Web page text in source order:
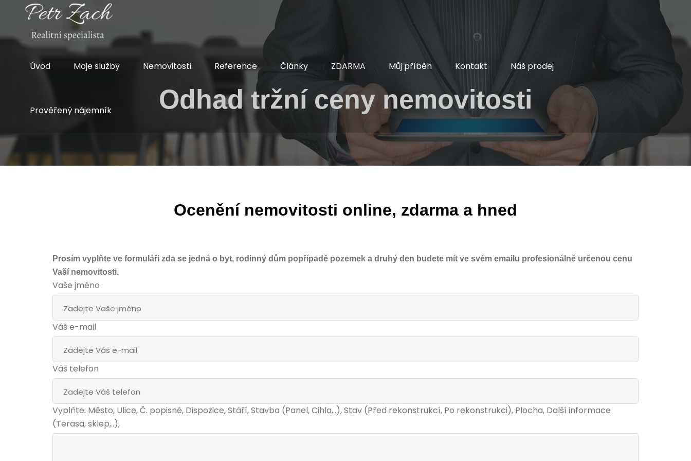
Úvod Moje služby Nemovitosti Reference Články ZDARMA Můj příběh Kontakt Náš prodej
Prověřený nájemník Odhad tržní ceny nemovitosti
Ocenění nemovitosti online, zdarma a hned
Prosím vyplňte ve formuláři zda se jedná o byt, rodinný dům popřípadě pozemek a druhý den budete mít ve svém emailu profesionálně určenou cenu
Vaší nemovitosti.
Vaše jméno
Váš e-mail
Váš telefon
Vyplňte: Město, Ulice, Č. popisné, Dispozice, Stáří, Stavba (Panel, Cihla,..), Stav (Před rekonstrukcí, Po rekonstrukci), Plocha, Další informace
(Terasa, sklep,..),